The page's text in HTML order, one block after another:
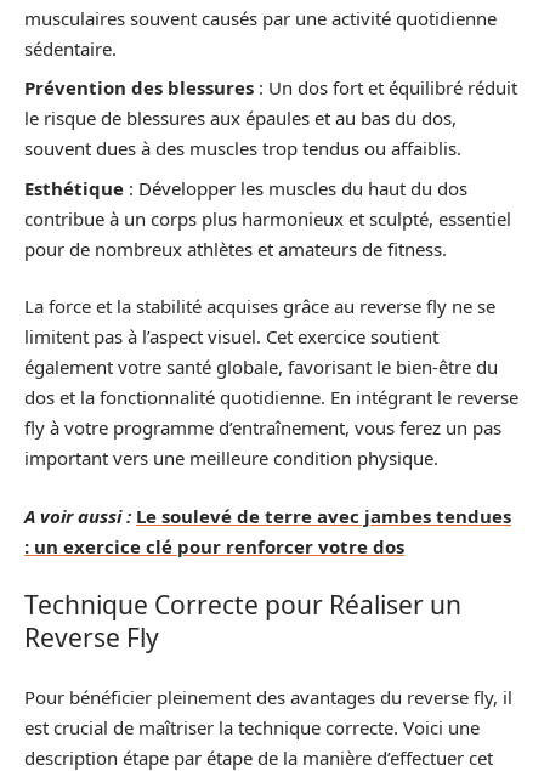
musculaires souvent causés par une activité quotidienne
sédentaire.
Prévention des blessures : Un dos fort et équilibré réduit
le risque de blessures aux épaules et au bas du dos,
souvent dues à des muscles trop tendus ou affaiblis.
Esthétique : Développer les muscles du haut du dos
contribue à un corps plus harmonieux et sculpté, essentiel
pour de nombreux athlètes et amateurs de fitness.
La force et la stabilité acquises grâce au reverse fly ne se
limitent pas à l’aspect visuel. Cet exercice soutient
également votre santé globale, favorisant le bien-être du
dos et la fonctionnalité quotidienne. En intégrant le reverse
fly à votre programme d’entraînement, vous ferez un pas
important vers une meilleure condition physique.
A voir aussi : Le soulevé de terre avec jambes tendues
: un exercice clé pour renforcer votre dos
Technique Correcte pour Réaliser un
Reverse Fly
Pour bénéficier pleinement des avantages du reverse fly, il
est crucial de maîtriser la technique correcte. Voici une
description étape par étape de la manière d’effectuer cet